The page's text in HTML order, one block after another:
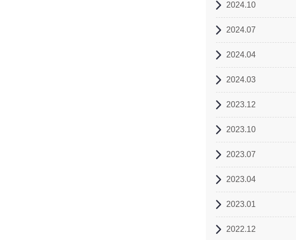
2024.10
2024.07
2024.04
2024.03
2023.12
2023.10
2023.07
2023.04
2023.01
2022.12